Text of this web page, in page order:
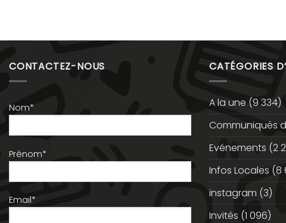
CONTACTEZ-NOUS
Nom*
Prénom*
Email*
CATÉGORIES
A la une (9 334)
Communiqués
Evénements (2
Infos Locales (8
instagram (3)
Invités (1 096)